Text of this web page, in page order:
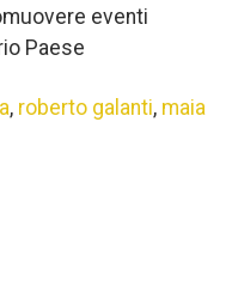
eventi
Paese
, roberto galanti, maia